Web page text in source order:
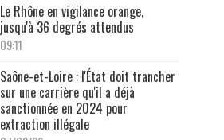
Le Rhône en vigilance orange,
jusqu'à 36 degrés attendus
09:11
Saône-et-Loire : l'État doit trancher
sur une carrière qu'il a déjà
sanctionnée en 2024 pour
extraction illégale